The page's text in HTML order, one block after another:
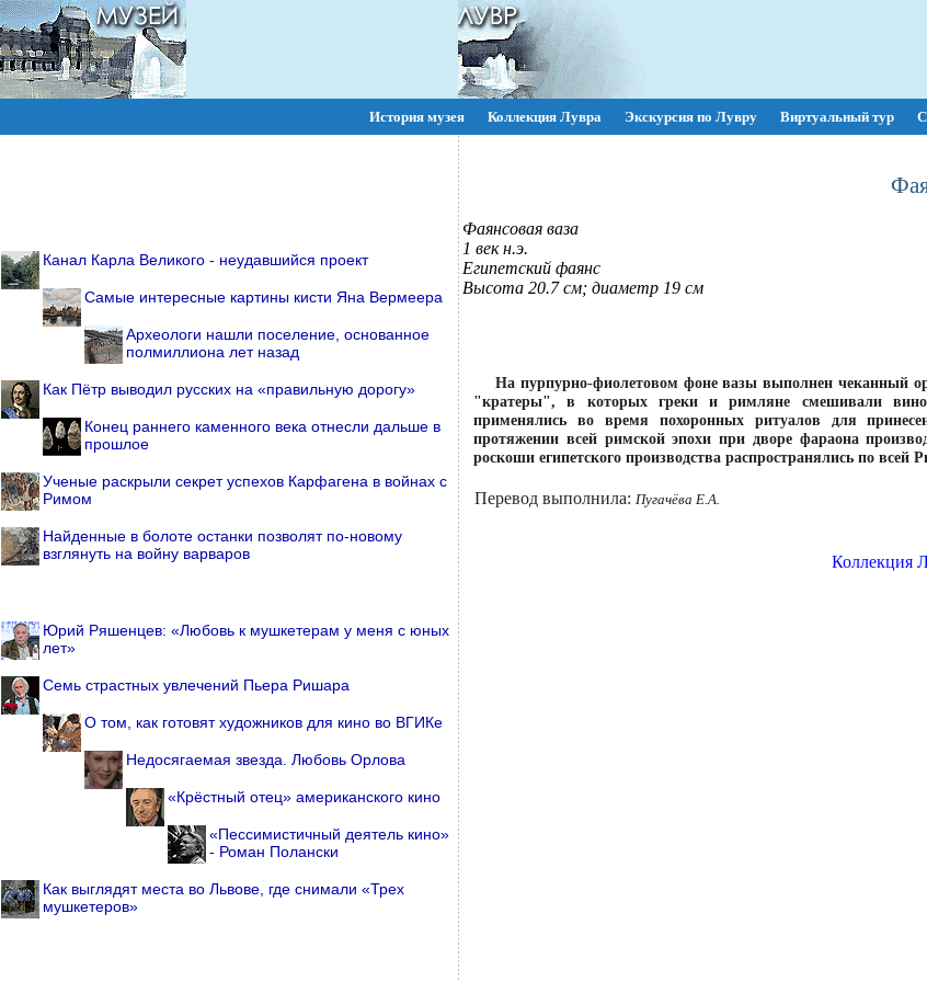
История музея Коллекция Лувра Экскурсия по Лувру Виртуальный тур
Канал Карла Великого - неудавшийся проект
Самые интересные картины кисти Яна Вермеера
Археологи нашли поселение, основанное
полмиллиона лет назад
Как Пётр выводил русских на «правильную дорогу»
Конец раннего каменного века отнесли дальше в
прошлое
Ученые раскрыли секрет успехов Карфагена в войнах с
Римом
Найденные в болоте останки позволят по-новому
взглянуть на войну варваров
Юрий Ряшенцев: «Любовь к мушкетерам у меня с юных
лет»
Семь страстных увлечений Пьера Ришара
О том, как готовят художников для кино во ВГИКе
Недосягаемая звезда. Любовь Орлова
«Крёстный отец» американского кино
«Пессимистичный деятель кино»
- Роман Полански
Как выглядят места во Львове, где снимали «Трех
мушкетеров»
Фаянсовая ваза
1 век н.э.
Египетский фаянс
Высота 20.7 см; диаметр 19 см
На пурпурно-фиолетовом фоне вазы выполнен чеканный
"кратеры", в которых греки и римляне смешивали
применялись во время похоронных ритуалов для
протяжении всей римской эпохи при дворе фараона
роскоши египетского производства распространялись по всей
Перевод выполнила: Пугачёва Е.А.
Коллекция